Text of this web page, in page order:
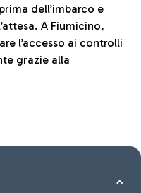
dell’imbarco e
A Fiumicino,
l’accesso ai controlli
grazie alla